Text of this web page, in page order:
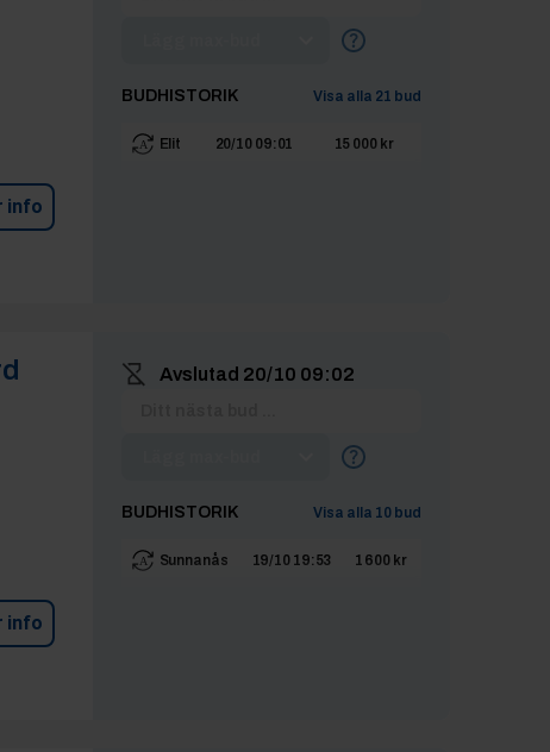
info
BUDHISTORIK Visa alla 21 bud
Elit 20/10 09:01 15 000 kr
info
Avslutad 20/10 09:02
BUDHISTORIK Visa alla 10 bud
Sunnanås 19/10 19:53 1 600 kr